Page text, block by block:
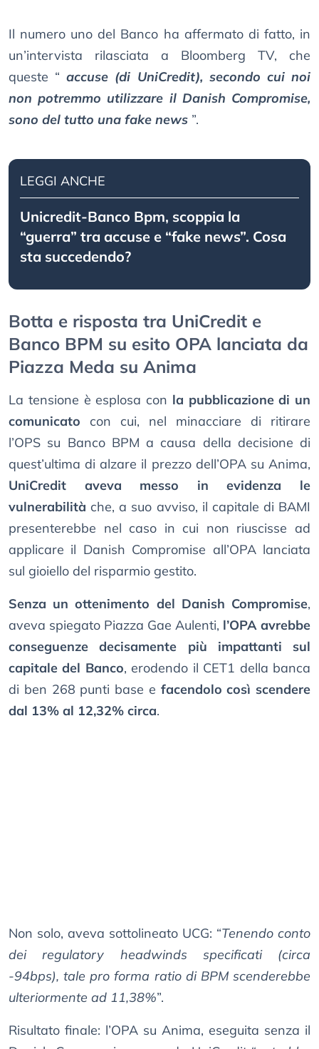
Il numero uno del Banco ha affermato di fatto, in
un’intervista rilasciata a Bloomberg TV, che
queste “ accuse (di UniCredit), secondo cui noi
non potremmo utilizzare il Danish Compromise,
sono del tutto una fake news ”.
LEGGI ANCHE
Unicredit-Banco Bpm, scoppia la
“guerra” tra accuse e “fake news”. Cosa
sta succedendo?
Botta e risposta tra UniCredit e
Banco BPM su esito OPA lanciata da
Piazza Meda su Anima
La tensione è esplosa con la pubblicazione di un
comunicato con cui, nel minacciare di ritirare
l’OPS su Banco BPM a causa della decisione di
quest’ultima di alzare il prezzo dell’OPA su Anima,
UniCredit aveva messo in evidenza le
vulnerabilità che, a suo avviso, il capitale di BAMI
presenterebbe nel caso in cui non riuscisse ad
applicare il Danish Compromise all’OPA lanciata
sul gioiello del risparmio gestito.
Senza un ottenimento del Danish Compromise,
aveva spiegato Piazza Gae Aulenti, l’OPA avrebbe
conseguenze decisamente più impattanti sul
capitale del Banco, erodendo il CET1 della banca
di ben 268 punti base e facendolo così scendere
dal 13% al 12,32% circa.
Non solo, aveva sottolineato UCG: “Tenendo conto
dei regulatory headwinds specificati (circa
-94bps), tale pro forma ratio di BPM scenderebbe
ulteriormente ad 11,38%”.
Risultato finale: l’OPA su Anima, eseguita senza il